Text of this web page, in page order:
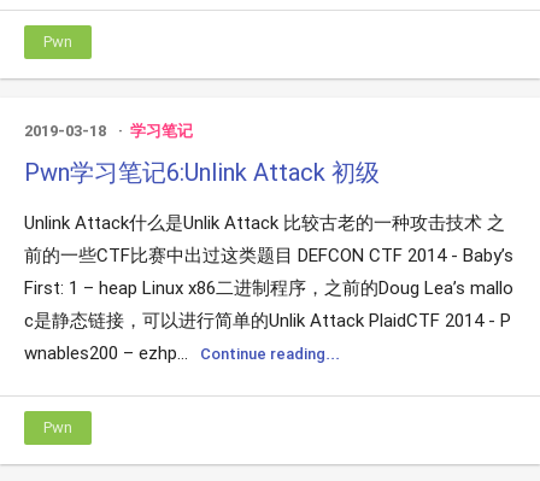
Pwn
2019-03-18 学习笔记
Pwn学习笔记6:Unlink Attack 初级
Unlink Attack什么是Unlik Attack 比较古老的一种攻击技术 之
前的一些CTF比赛中出过这类题目 DEFCON CTF 2014 - Baby’s
First: 1 – heap Linux x86二进制程序，之前的Doug Lea’s mallo
c是静态链接，可以进行简单的Unlik Attack PlaidCTF 2014 - P
wnables200 – ezhp...
Continue reading...
Pwn